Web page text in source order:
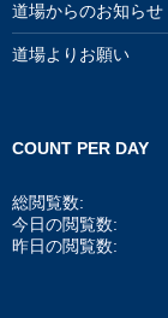
道場からのお知らせ
道場よりお願い
COUNT PER DAY
総閲覧数:
今日の閲覧数:
昨日の閲覧数: